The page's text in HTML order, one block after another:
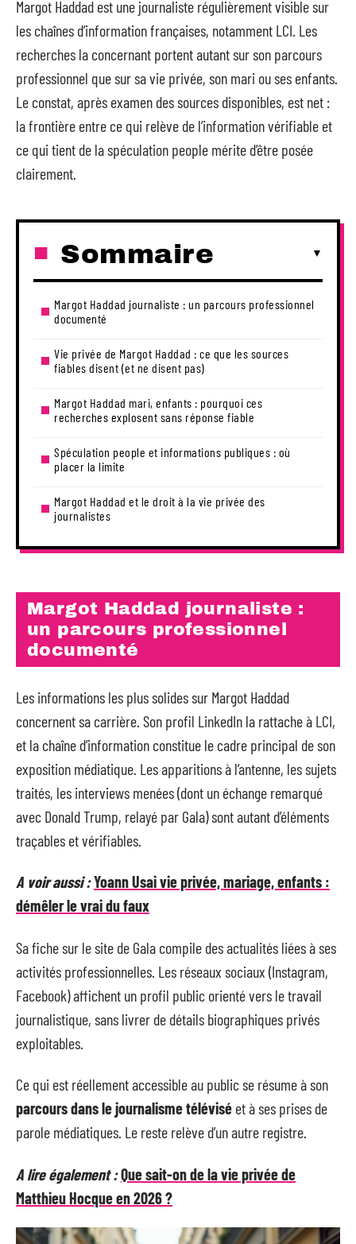
Margot Haddad est une journaliste régulièrement visible sur
les chaînes d’information françaises, notamment LCI. Les
recherches la concernant portent autant sur son parcours
professionnel que sur sa vie privée, son mari ou ses enfants.
Le constat, après examen des sources disponibles, est net :
la frontière entre ce qui relève de l’information vérifiable et
ce qui tient de la spéculation people mérite d’être posée
clairement.
Sommaire
Margot Haddad journaliste : un parcours professionnel
documenté
Vie privée de Margot Haddad : ce que les sources
fiables disent (et ne disent pas)
Margot Haddad mari, enfants : pourquoi ces
recherches explosent sans réponse fiable
Spéculation people et informations publiques : où
placer la limite
Margot Haddad et le droit à la vie privée des
journalistes
Margot Haddad journaliste :
un parcours professionnel
documenté
Les informations les plus solides sur Margot Haddad
concernent sa carrière. Son profil LinkedIn la rattache à LCI,
et la chaîne d’information constitue le cadre principal de son
exposition médiatique. Les apparitions à l’antenne, les sujets
traités, les interviews menées (dont un échange remarqué
avec Donald Trump, relayé par Gala) sont autant d’éléments
traçables et vérifiables.
A voir aussi :Yoann Usai vie privée, mariage, enfants :
démêler le vrai du faux
Sa fiche sur le site de Gala compile des actualités liées à ses
activités professionnelles. Les réseaux sociaux (Instagram,
Facebook) affichent un profil public orienté vers le travail
journalistique, sans livrer de détails biographiques privés
exploitables.
Ce qui est réellement accessible au public se résume à son
parcours dans le journalisme télévisé et à ses prises de
parole médiatiques. Le reste relève d’un autre registre.
A lire également :Que sait-on de la vie privée de
Matthieu Hocque en 2026 ?